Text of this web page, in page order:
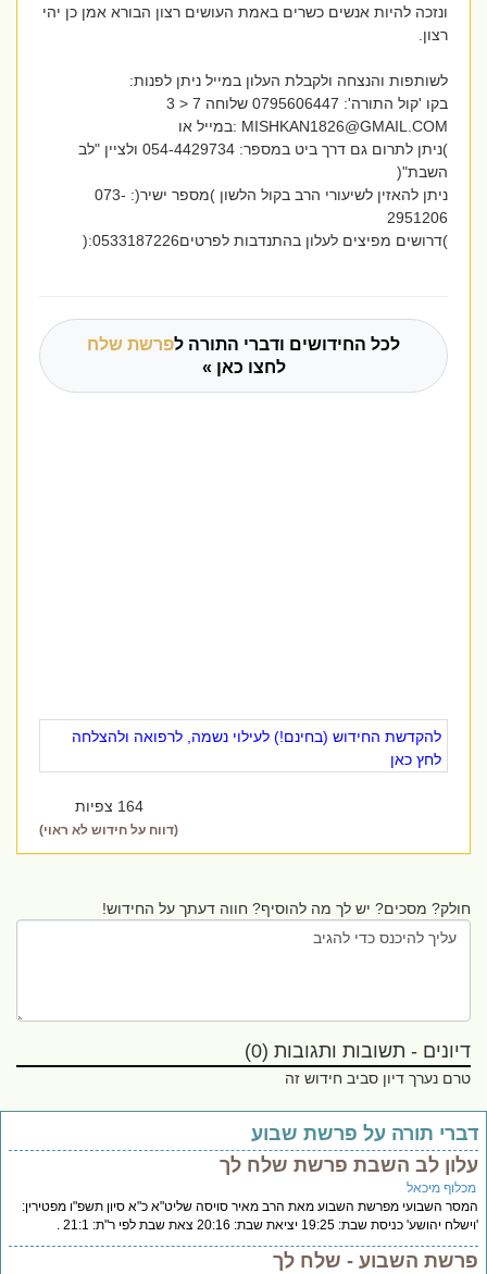
ונזכה להיות אנשים כשרים באמת העושים רצון הבורא אמן כן יהי
רצון.
לשותפות והנצחה ולקבלת העלון במייל ניתן לפנות:
בקו 'קול התורה': 0795606447 שלוחה 7 < 3
MISHKAN1826@GMAIL.COM:במייל או
)ניתן לתרום גם דרך ביט במספר: 054-4429734 ולציין "לב
השבת"(
ניתן להאזין לשיעורי הרב בקול הלשון )מספר ישיר(: 073-
2951206
)דרושים מפיצים לעלון בהתנדבות לפרטים0533187226:(
לכל החידושים ודברי התורה לפרשת שלח
לחצו כאן »
להקדשת החידוש (בחינם!) לעילוי נשמה, לרפואה ולהצלחה
לחץ כאן
164 צפיות
(דווח על חידוש לא ראוי)
חולק? מסכים? יש לך מה להוסיף? חווה דעתך על החידוש!
דיונים - תשובות ותגובות (0)
טרם נערך דיון סביב חידוש זה
תורה על פרשת שבוע
לב השבת פרשת שלח לך
מיכאל
השבועי מפרשת השבוע מאת הרב מאיר סויסה שליט"א כ"א סיון תשפ"ו מפטירין:
יהושע' כניסת שבת: 19:25 יציאת שבת: 20:16 צאת שבת לפי ר"ת: 21:1 .
השבוע - שלח לך